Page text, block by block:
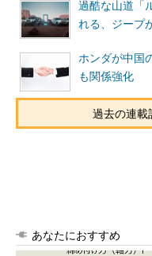
過酷な山道「
れる、ジープ
ホンダが中国
も関係強化
過去の連載
あなたにおすすめ